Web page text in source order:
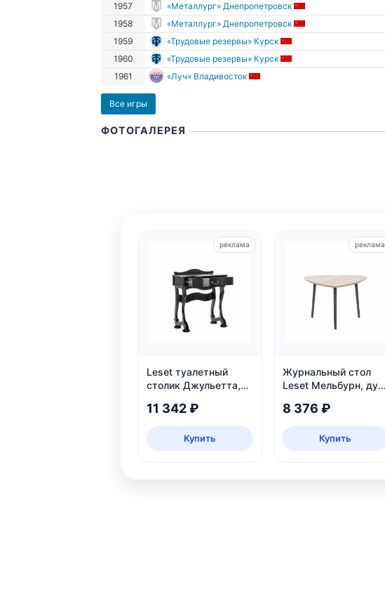
1957
«Металлург» Днепропетровск
1958
«Металлург» Днепропетровск
1959
«Трудовые резервы» Курск
1960
«Трудовые резервы» Курск
1961
«Луч» Владивосток
Все игры
ФОТОГАЛЕРЕЯ
Leset туалетный
столик Джульетта,
11 342 ₽
Купить
реклама
Журнальный стол
Leset Мельбурн, дуб
8 376 ₽
Купить
реклама